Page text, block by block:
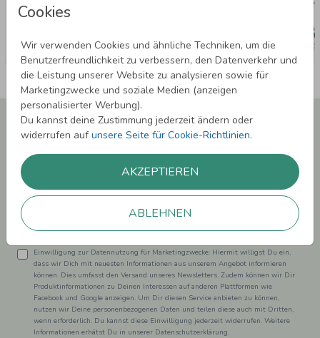
Cookies
Wir verwenden Cookies und ähnliche Techniken, um die
Benutzerfreundlichkeit zu verbessern, den Datenverkehr und
die Leistung unserer Website zu analysieren sowie für
Marketingzwecke und soziale Medien (anzeigen
personalisierter Werbung).
Du kannst deine Zustimmung jederzeit ändern oder
widerrufen aufunsere Seite für Cookie-Richtlinien.
AKZEPTIEREN
ABLEHNEN
Newsletter abonnieren und 5,00 € Rabatt**
sichern!
Melde Dich zu unserem Newsletter an und bleibe auf dem
Laufenden.
Einwilligung zur Datennutzung für Marketingzwecke: Hiermit willigst Du ein,
dass wir Dich mit neuesten Informationen aus unserem Angebot informieren
können. Dies umfasst den Versand unseres Newsletters. Zudem können wir Dir
Produktinformationen zu Deinen Interessen auf anderen Plattformen wie
Facebook und Google anzeigen. Um Dir diesen Service anbieten zu können,
nutzen wir Deine personenbezogenen Daten und teilen diese auch mit Dritten,
wenn erforderlich. Du kannst diese Einwilligung jederzeit widerrufen. Weitere
Informationen erhätst Du in unserer Datenschutzerklärung.